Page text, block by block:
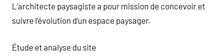
L’architecte paysagiste a pour mission de concevoir et
suivre l’évolution d’un espace paysager.
Étude et analyse du site